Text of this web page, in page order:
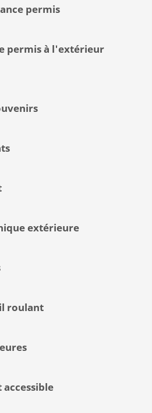
permis
permis à l'extérieur
extérieure
roulant